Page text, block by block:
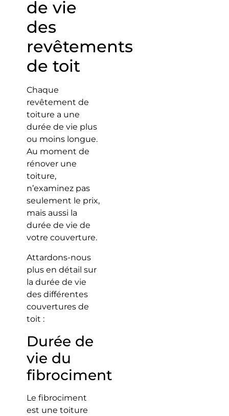
de vie
des
revêtements
de toit
Chaque
revêtement de
toiture a une
durée de vie plus
ou moins longue.
Au moment de
rénover une
toiture,
n’examinez pas
seulement le prix,
mais aussi la
durée de vie de
votre couverture.
Attardons-nous
plus en détail sur
la durée de vie
des différentes
couvertures de
toit :
Durée de
vie du
fibrociment
Le fibrociment
est une toiture